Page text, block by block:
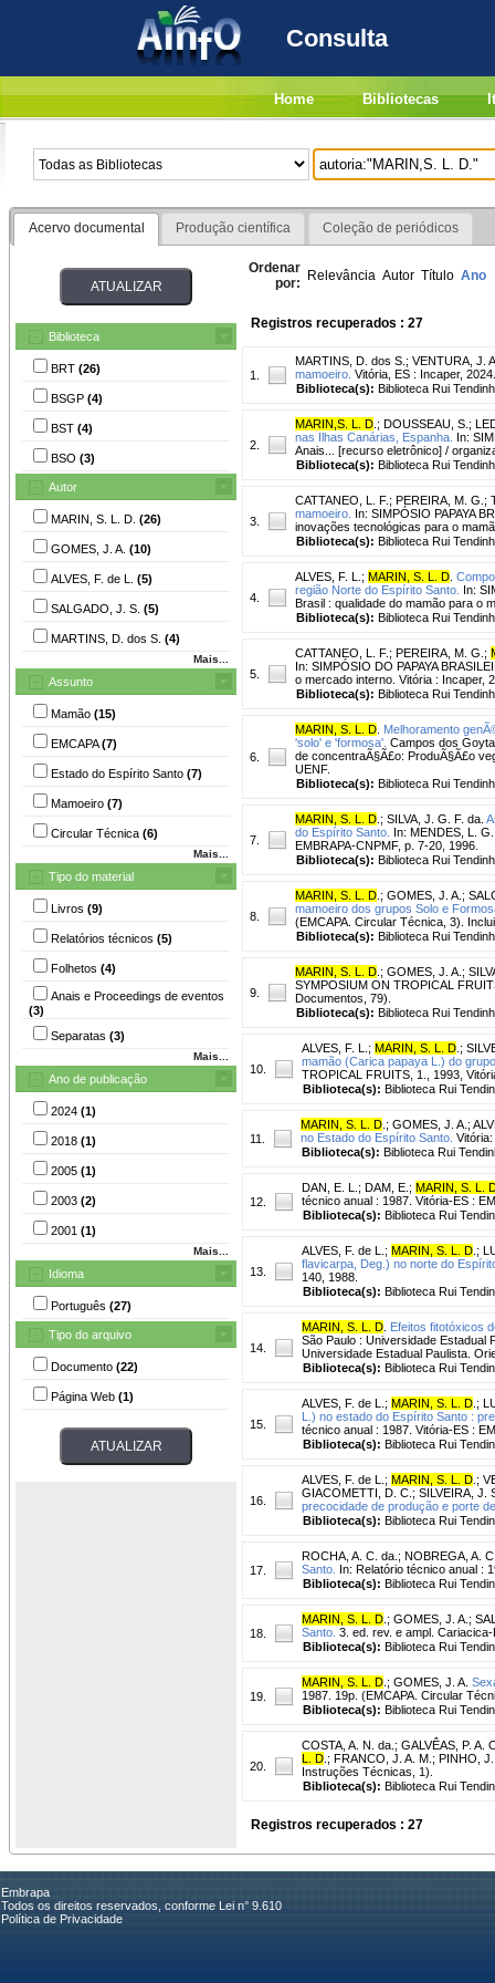
Consulta
Home Bibliotecas
Acervo documental Produção científica Coleção de periódicos
Biblioteca
BRT (26)
BSGP (4)
BST (4)
BSO (3)
Autor
MARIN, S. L. D. (26)
GOMES, J. A. (10)
ALVES, F. de L. (5)
SALGADO, J. S. (5)
MARTINS, D. dos S. (4)
Mais...
Assunto
Mamão (15)
EMCAPA(7)
Estado do Espírito Santo (7)
Mamoeiro (7)
Circular Técnica (6)
Mais...
Tipo do material
Livros (9)
Relatórios técnicos (5)
Folhetos (4)
Anais e Proceedings de eventos
(3)
Separatas (3)
Mais...
Ano de publicação
2024 (1)
2018 (1)
2005 (1)
2003 (2)
2001 (1)
Mais...
Idioma
Português (27)
Tipo do arquivo
Documento (22)
Página Web (1)
Ordenar
por: Relevância Autor Título Ano
Registros recuperados : 27
1.
MARTINS, D. dos S. ; VENTURA, J.
mamoeiro. Vitória, ES : Incaper,
Biblioteca(s): Biblioteca Rui
2.
MARIN,S. L. D ; DOUSSEAU, S. ;
nas Ilhas Canárias, Espanha. In:
Anais... [recurso eletrônico] /
Biblioteca(s): Biblioteca Rui
3.
CATTANEO, L. F. ; PEREIRA, M. G. ;
mamoeiro. In: SIMPÓSIO PAPAYA
inovações tecnológicas para o
Biblioteca(s): Biblioteca Rui
4.
ALVES, F. L. ; MARIN, S. L. D
região Norte do Espírito Santo. In:
Brasil : qualidade do mamão para o
Biblioteca(s): Biblioteca Rui
5.
CATTANEO, L. F. ; PEREIRA, M. G. ;
In: SIMPÓSIO DO PAPAYA
o mercado interno. Vitória : Incaper,
Biblioteca(s): Biblioteca Rui
6.
MARIN, S. L. D Melhoramento
'solo' e 'formosa'. Campos dos
de concentraÃ§Ã£o: ProduÃ§Ã£o
UENF.
Biblioteca(s): Biblioteca Rui
7.
MARIN, S. L. D ; SILVA, J. G. F. da.
do Espírito Santo. In: MENDES, L.
EMBRAPA-CNPMF, p. 7-20, 1996.
Biblioteca(s): Biblioteca Rui
8.
MARIN, S. L. D ; GOMES, J. A. ;
mamoeiro dos grupos Solo e
(EMCAPA. Circular Técnica, 3).
Biblioteca(s): Biblioteca Rui
9.
MARIN, S. L. D ; GOMES, J. A. ;
SYMPOSIUM ON TROPICAL
Documentos, 79).
Biblioteca(s): Biblioteca Rui
10.
ALVES, F. L. ; MARIN, S. L. D ;
mamão (Carica papaya L.) do
TROPICAL FRUITS, 1., 1993,
Biblioteca(s): Biblioteca Rui
11.
MARIN, S. L. D ; GOMES, J. A. ;
no Estado do Espírito Santo.
Biblioteca(s): Biblioteca Rui
12.
DAN, E. L. ; DAM, E. ; MARIN, S. L.
técnico anual : 1987. Vitória-ES :
Biblioteca(s): Biblioteca Rui
13.
ALVES, F. de L. ; MARIN, S. L. D ;
flavicarpa, Deg.) no norte do
140, 1988.
Biblioteca(s): Biblioteca Rui
14.
MARIN, S. L. D Efeitos fitotóxicos
São Paulo : Universidade Estadual
Universidade Estadual Paulista.
Biblioteca(s): Biblioteca Rui
15.
ALVES, F. de L. ; MARIN, S. L. D ;
L.) no estado do Espírito Santo :
técnico anual : 1987. Vitória-ES :
Biblioteca(s): Biblioteca Rui
16.
ALVES, F. de L. ; MARIN, S. L. D ;
GIACOMETTI, D. C. ; SILVEIRA, J.
precocidade de produção e porte
Biblioteca(s): Biblioteca Rui
17.
ROCHA, A. C. da. ; NOBREGA, A.
Santo. In: Relatório técnico anual :
Biblioteca(s): Biblioteca Rui
18.
MARIN, S. L. D ; GOMES, J. A. ;
Santo. 3. ed. rev. e ampl.
Biblioteca(s): Biblioteca Rui
19.
MARIN, S. L. D ; GOMES, J. A.
1987. 19p. (EMCAPA. Circular
Biblioteca(s): Biblioteca Rui
20.
COSTA, A. N. da. ; GALVÊAS, P. A.
L. D ; FRANCO, J. A. M. ; PINHO,
Instruções Técnicas, 1).
Biblioteca(s): Biblioteca Rui
Registros recuperados : 27
Embrapa
Todos os direitos reservados, conforme Lei n° 9.610
Política de Privacidade